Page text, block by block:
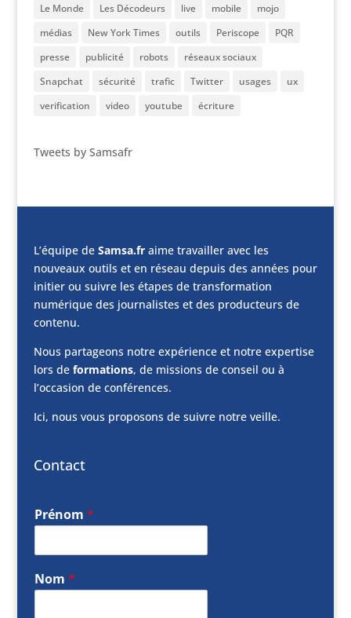
Le Monde
Les Décodeurs live mobile
mojo
médias
New York Times outils Periscope
PQR
presse
publicité robots
réseaux sociaux
Snapchat
sécurité trafic Twitter usages
ux
verification
video youtube écriture
Tweets by Samsafr
L’équipe de Samsa.fraime travailler avec les
nouveaux outils et en réseau depuis des années pour
initier ou suivre les étapes de transformation
numérique des journalistes et des producteurs de
contenu.
Nous partageons notre expérience et notre expertise
lors de formations, de missions de conseil ou à
l’occasion de conférences.
Ici, nous vous proposons de suivre notre veille.
Contact
Prénom *
Nom *